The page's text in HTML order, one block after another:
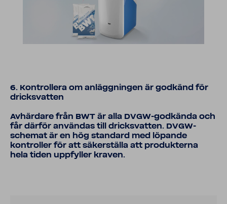
6. Kontrol­lera om anlägg­ningen är godkänd för
dricks­vatten
Avhär­dare från BWT är alla DVGW-​godkända och
får därför användas till dricks­vatten. DVGW-​
schemat är en hög stan­dard med löpande
kontroller för att säker­ställa att produk­terna
hela tiden uppfyller kraven.